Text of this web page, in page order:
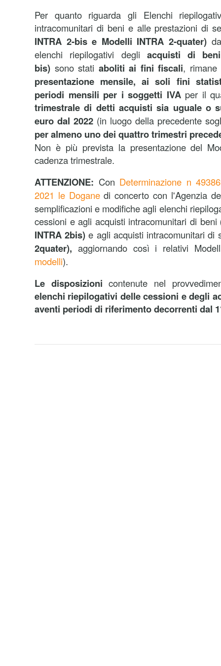
Per quanto riguarda gli Elenchi
intracomunitari di beni e alle prestazioni di
INTRA 2-bis e Modelli INTRA 2-quater)
elenchi riepilogativi degli acquisti di
bis) sono stati aboliti ai fini fiscali, rimane
presentazione mensile, ai soli fini
periodi mensili per i soggetti IVAper il
trimestrale di detti acquisti sia uguale o
euro dal 2022 (in luogo della precedente
per almeno uno dei quattro trimestri
Non è più prevista la presentazione del
cadenza trimestrale.
ATTENZIONE: Con Determinazione n
2021 le Dogane di concerto con l'Agenzia
semplificazioni e modifiche agli elenchi
cessioni e agli acquisti intracomunitari di beni
INTRA 2bis)e agli acquisti intracomunitari di
2quater), aggiornando così i relativi
modelli).
Le disposizionicontenute nel
elenchi riepilogativi delle cessioni e degli
aventi periodi di riferimento decorrenti dal